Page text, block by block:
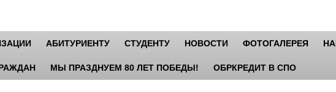
АБИТУРИЕНТУ СТУДЕНТУ НОВОСТИ ФОТОГАЛЕРЕЯ
МЫ ПРАЗДНУЕМ 80 ЛЕТ ПОБЕДЫ! ОБРКРЕДИТ В СПО